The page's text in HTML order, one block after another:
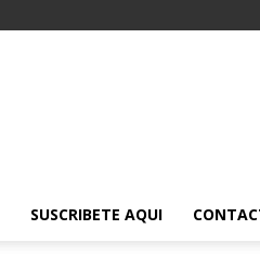
SUSCRIBETE AQUI